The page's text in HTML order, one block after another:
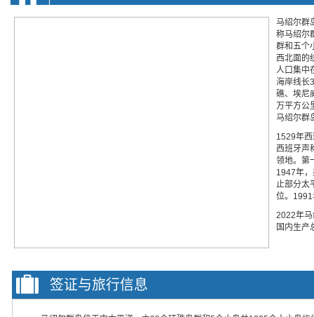
马绍尔群
称马绍尔
群和五个
西北面的
人口集中
海岸线长
礁、埃尼
万平方公
马绍尔群
1529年
西班牙声
领地。第
1947年
止部分太
位。
2022年
国内生产
签证与旅行信息